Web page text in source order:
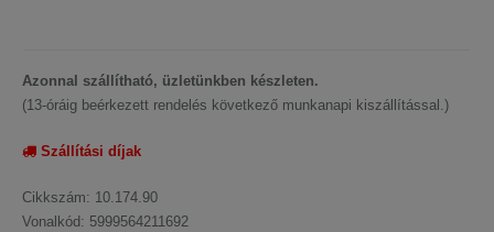
Azonnal szállítható, üzletünkben készleten.
(13-óráig beérkezett rendelés következő munkanapi kiszállítással.)
Szállítási díjak
Cikkszám: 10.174.90
Vonalkód: 5999564211692